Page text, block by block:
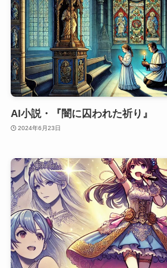
AI小説・『闇に囚われた祈り』
2024年6月23日